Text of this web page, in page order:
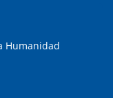
Humanidad